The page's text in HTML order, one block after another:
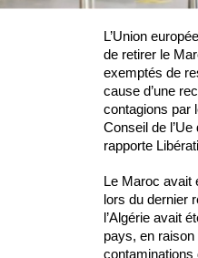
L’Union
de retirer le
exemptés de
cause d’une
contagions par
Conseil de
rapporte
Le Maroc avait
lors du dernier
l’Algérie avait
pays, en raison